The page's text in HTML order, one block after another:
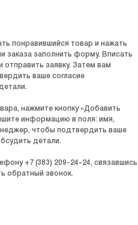
понравившийся товар и нажать
заказа заполнить форму. Вписать
заявку. Затем вам
ваше согласие
нажмите кнопку «Добавить
информацию в поля: имя,
чтобы подтвердить ваше
детали.
+7 (383) 209-24-24, связавшись
обратный звонок.